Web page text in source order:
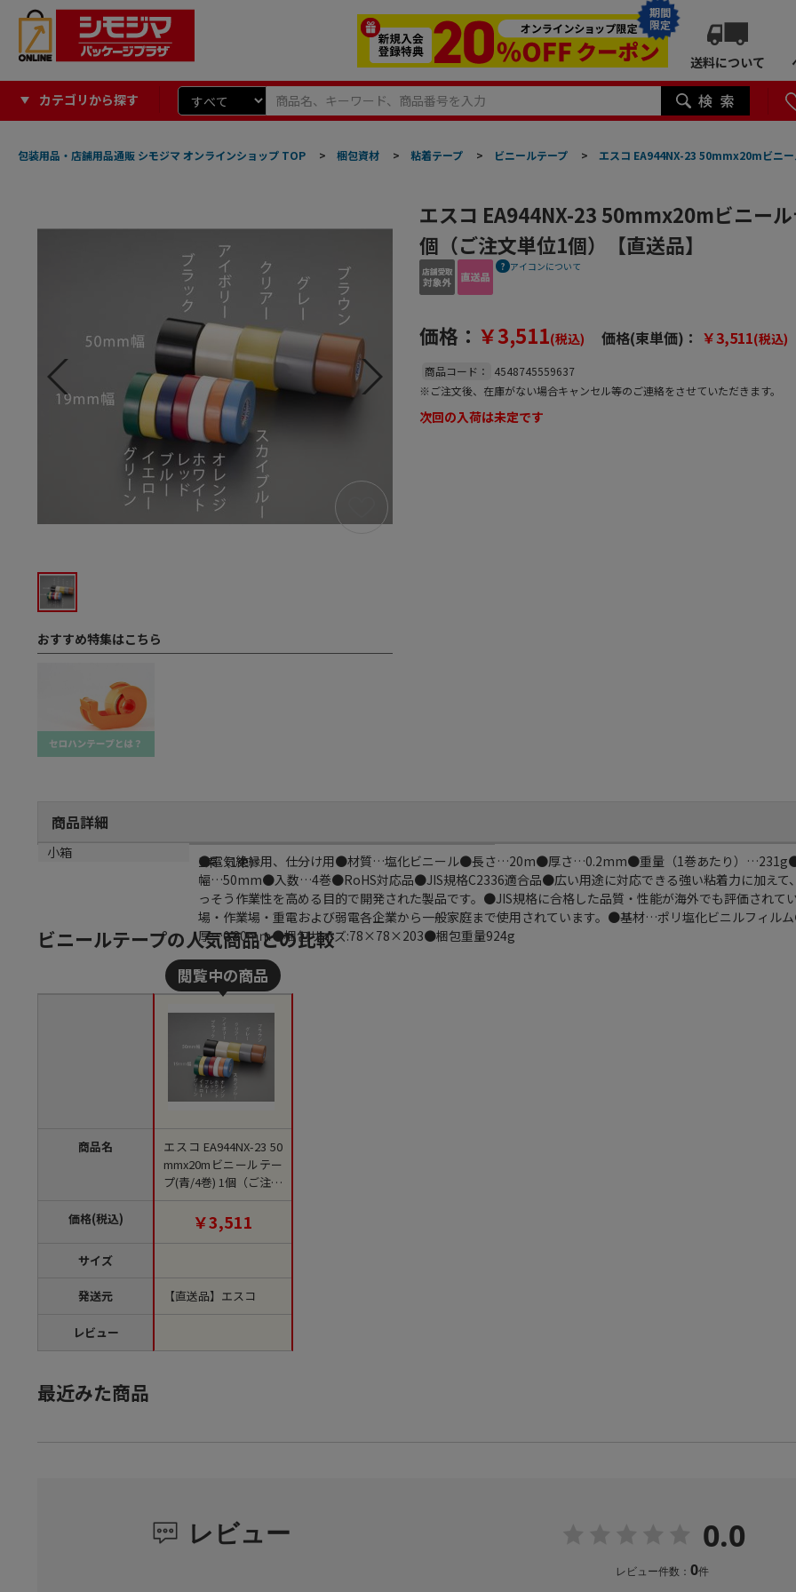
期間
限定
送料について
カテゴリから探す
包装用品・店舗用品通販 シモジマ オンラインショップ TOP > 梱包資材 > 粘着テープ > ビニールテープ > エスコ EA944NX-23 50mmx20mビニ
おすすめ特集はこちら
エスコ EA944NX-23 50mmx20mビニー
個（ご注文単位1個）【直送品】
アイコンについて
価格： ￥3,511(税込) 価格(束単価)： ￥3,511(税込)
商品コード：
4548745559637
※ご注文後、在庫がない場合キャンセル等のご連絡をさせていただきます。
次回の入荷は未定です
商品詳細
商品説明
●電気絶縁用、仕分け用●材質…塩化ビニール●長さ…20m●厚さ…0.2mm●重量（1巻あたり）
幅…50mm●入数…4巻●RoHS対応品●JIS規格C2336適合品●広い用途に対応できる強い粘着力に加えて
っそう作業性を高める目的で開発された製品です。●JIS規格に合格した品質・性能が海外でも評価されて
場・作業場・重電および弱電各企業から一般家庭まで使用されています。●基材…ポリ塩化ビニルフィ
厚…0.20ｍｍ●梱包サイズ:78×78×203●梱包重量924g
小箱
1束（1束）
ビニールテープの人気商品との比較
商品名
価格(税込)
サイズ
発送元
レビュー
エスコ EA944NX-23 50
mmx20mビニールテー
プ(青/4巻) 1個（ご注文
単位1個）【直送品】
￥3,511
【直送品】エスコ
最近みた商品
レビュー 0.0
レビュー件数： 0件